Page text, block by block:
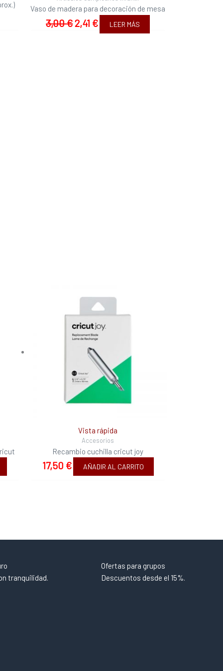
Vaso de madera para decoración de mesa
3,00€2,41 € LEER MÁS
Vista rápida
Accesorios
Recambio cuchilla cricut joy
17,50 € AÑADIR AL CARRITO
tranquilidad.
Ofertas para grupos
Descuentos desde el 15%.